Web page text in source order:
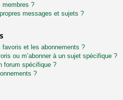
membres ?
messages et sujets ?
et les abonnements ?
ou m’abonner à un sujet spécifique ?
forum spécifique ?
?